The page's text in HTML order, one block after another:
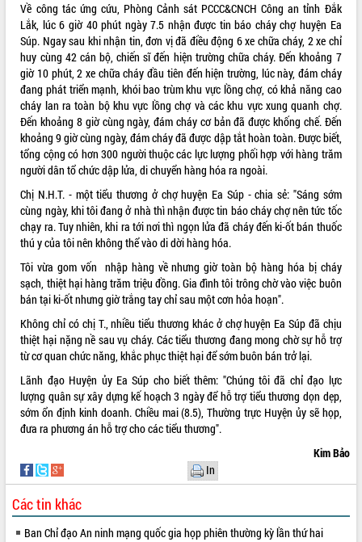
Về công tác ứng cứu, Phòng Cảnh sát PCCC&CNCH Công an tỉnh Đắk
Lắk, lúc 6 giờ 40 phút ngày 7.5 nhận được tin báo cháy chợ huyện Ea
Súp. Ngay sau khi nhận tin, đơn vị đã điều động 6 xe chữa cháy, 2 xe chỉ
huy cùng 42 cán bộ, chiến sĩ đến hiện trường chữa cháy. Đến khoảng 7
giờ 10 phút, 2 xe chữa cháy đầu tiên đến hiện trường, lúc này, đám cháy
đang phát triển mạnh, khói bao trùm khu vực lồng chợ, có khả năng cao
cháy lan ra toàn bộ khu vực lồng chợ và các khu vực xung quanh chợ.
Đến khoảng 8 giờ cùng ngày, đám cháy cơ bản đã được khống chế. Đến
khoảng 9 giờ cùng ngày, đám cháy đã được dập tắt hoàn toàn. Được biết,
tổng cộng có hơn 300 người thuộc các lực lượng phối hợp với hàng trăm
người dân tổ chức dập lửa, di chuyển hàng hóa ra ngoài.
Chị N.H.T. - một tiểu thương ở chợ huyện Ea Súp - chia sẻ: "Sáng sớm
cùng ngày, khi tôi đang ở nhà thì nhận được tin báo cháy chợ nên tức tốc
chạy ra. Tuy nhiên, khi ra tới nơi thì ngọn lửa đã cháy đến ki-ốt bán thuốc
thú y của tôi nên không thể vào di dời hàng hóa.
Tôi vừa gom vốn nhập hàng về nhưng giờ toàn bộ hàng hóa bị cháy
sạch, thiệt hại hàng trăm triệu đồng. Gia đình tôi trông chờ vào việc buôn
bán tại ki-ốt nhưng giờ trắng tay chỉ sau một cơn hỏa hoạn".
Không chỉ có chị T., nhiều tiểu thương khác ở chợ huyện Ea Súp đã chịu
thiệt hại nặng nề sau vụ cháy. Các tiểu thương đang mong chờ sự hỗ trợ
từ cơ quan chức năng, khắc phục thiệt hại để sớm buôn bán trở lại.
Lãnh đạo Huyện ủy Ea Súp cho biết thêm: "Chúng tôi đã chỉ đạo lực
lượng quân sự xây dựng kế hoạch 3 ngày để hỗ trợ tiểu thương dọn dẹp,
sớm ổn định kinh doanh. Chiều mai (8.5), Thường trực Huyện ủy sẽ họp,
đưa ra phương án hỗ trợ cho các tiểu thương".
Kim Bảo
In
Các tin khác
Ban Chỉ đạo An ninh mạng quốc gia họp phiên thường kỳ lần thứ hai